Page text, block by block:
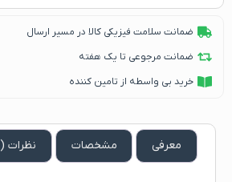
ضمانت سلامت فیزیکی کالا در مسیر ارسال
ضمانت مرجوعی تا یک هفته
خرید بی واسطه از تامین کننده
معرفی مشخصات نظرات (0)